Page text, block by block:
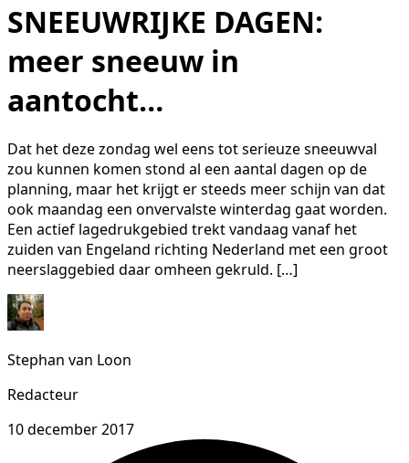
SNEEUWRIJKE DAGEN:
meer sneeuw in
aantocht…
Dat het deze zondag wel eens tot serieuze sneeuwval
zou kunnen komen stond al een aantal dagen op de
planning, maar het krijgt er steeds meer schijn van dat
ook maandag een onvervalste winterdag gaat worden.
Een actief lagedrukgebied trekt vandaag vanaf het
zuiden van Engeland richting Nederland met een groot
neerslaggebied daar omheen gekruld. […]
Stephan van Loon
Redacteur
10 december 2017